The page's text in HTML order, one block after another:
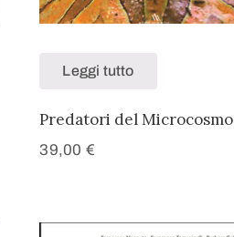
Leggi tutto
Predatori del Microcosmo
39,00 €